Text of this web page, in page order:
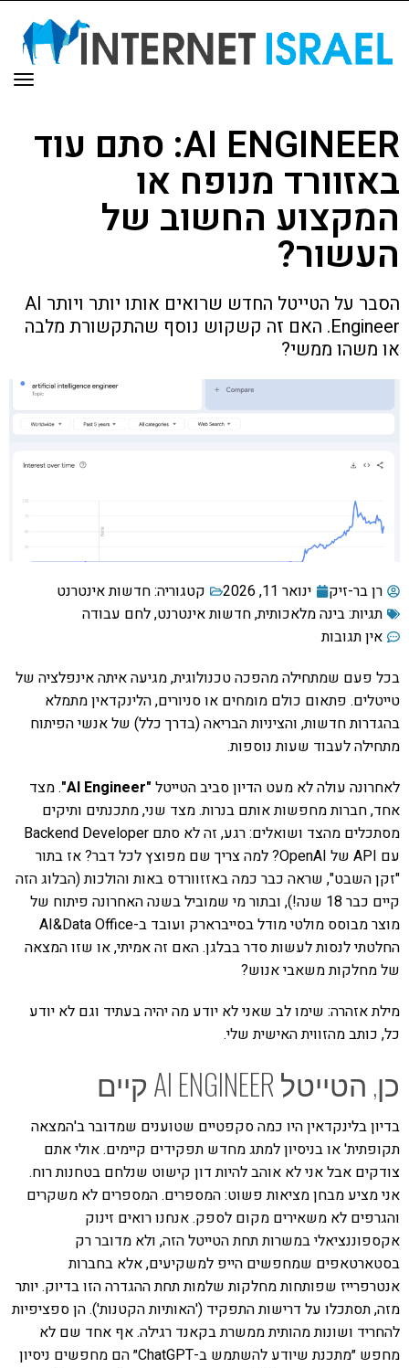
AI ENGINEER: סתם עוד
באזוורד מנופח או
המקצוע החשוב של
העשור?
הסבר על הטייטל החדש שרואים אותו יותר ויותר AI
Engineer. האם זה קשקוש נוסף שהתקשורת מלבה
או משהו ממשי?
רן בר-זיק ינואר 11, 2026 קטגוריה:חדשות אינטרנט
תגיות:בינה מלאכותית,חדשות אינטרנט,לחם עבודה
אין תגובות
בכל פעם שמתחילה מהפכה טכנולוגית, מגיעה איתה אינפלציה של
טייטלים. פתאום כולם מומחים או סניורים, הלינקדאין מתמלא
בהגדרות חדשות, והציניות הבריאה (בדרך כלל) של אנשי הפיתוח
מתחילה לעבוד שעות נוספות.
לאחרונה עולה לא מעט הדיון סביב הטייטל "AI Engineer"
. מצד
אחד, חברות מחפשות אותם בנרות. מצד שני, מתכנתים ותיקים
מסתכלים מהצד ושואלים: רגע, זה לא סתם Backend Developer
עם API של OpenAI? למה צריך שם מפוצץ לכל דבר? אז בתור
"זקן השבט", שראה כבר כמה באזזוורדס באות והולכות (הבלוג הזה
קיים כבר 18 שנה!), ובתור מי שמוביל בשנה האחרונה פיתוח של
מוצר מבוסס מולטי מודל בסייברארק ועובד ב-AI&Data Office
החלטתי לנסות לעשות סדר בבלגן. האם זה אמיתי, או שזו המצאה
של מחלקות משאבי אנוש?
מילת אזהרה: שימו לב שאני לא יודע מה יהיה בעתיד וגם לא יודע
כל, כותב מהזווית האישית שלי.
כן, הטייטל AI ENGINEER קיים
בדיון בלינקדאין היו כמה סקפטיים שטוענים שמדובר ב'המצאה
תקופתית' או בניסיון למתג מחדש תפקידים קיימים. אולי אתם
צודקים אבל אני לא אוהב להיות דון קישוט שנלחם בטחנות רוח.
אני מציע מבחן מציאות פשוט: המספרים. המספרים לא משקרים
והגרפים לא משאירים מקום לספק. אנחנו רואים זינוק
אקספוננציאלי במשרות תחת הטייטל הזה, ולא מדובר רק
בסטארטאפים שמחפשים הייפ למשקיעים, אלא בחברות
אנטרפרייז שפותחות מחלקות שלמות תחת ההגדרה הזו בדיוק. יותר
מזה, תסתכלו על דרישות התפקיד ('האותיות הקטנות'). הן ספציפיות
להחריד ושונות מהותית ממשרת בקאנד רגילה. אף אחד שם לא
מחפש ״מתכנת שיודע להשתמש ב-ChatGPT״ הם מחפשים ניסיון